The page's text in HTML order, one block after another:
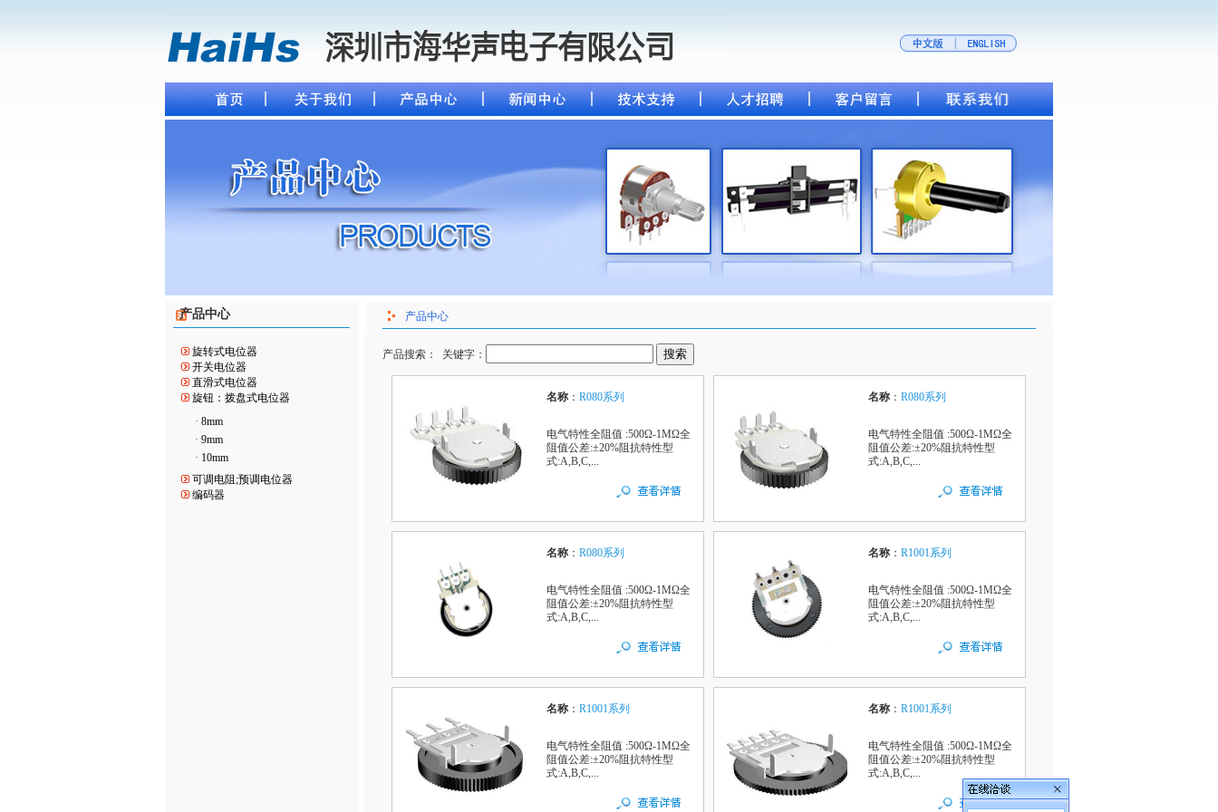
产品中心
旋转式电位器
开关电位器
直滑式电位器
旋钮：拨盘式电位器
· 8mm
· 9mm
· 10mm
可调电阻;预调电位器
编码器
产品中心
产品搜索： 关键字：
名称 ： R080系列
电气特性全阻值 :500Ω-1MΩ全
阻值公差:±20%阻抗特性型
式:A,B,C,...
名称 ： R080系列
电气特性全阻值 :500Ω-1MΩ全
阻值公差:±20%阻抗特性型
式:A,B,C,...
名称 ： R080系列
电气特性全阻值 :500Ω-1MΩ全
阻值公差:±20%阻抗特性型
式:A,B,C,...
名称 ： R1001系列
电气特性全阻值 :500Ω-1MΩ全
阻值公差:±20%阻抗特性型
式:A,B,C,...
名称 ： R1001系列
电气特性全阻值 :500Ω-1MΩ全
阻值公差:±20%阻抗特性型
式:A,B,C,...
名称 ： R1001系列
电气特性全阻值 :500Ω-1MΩ全
阻值公差:±20%阻抗特性型
式:A,B,C,...